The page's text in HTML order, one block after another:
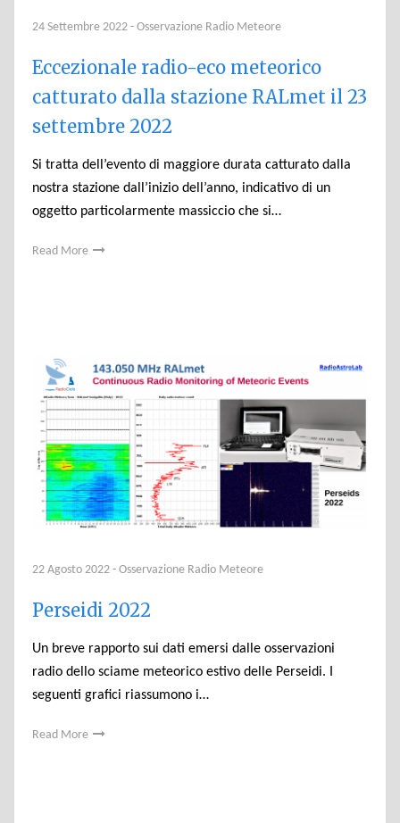
24 Settembre 2022 - Osservazione Radio Meteore
Eccezionale radio-eco meteorico
catturato dalla stazione RALmet il 23
settembre 2022
Si tratta dell’evento di maggiore durata catturato dalla
nostra stazione dall’inizio dell’anno, indicativo di un
oggetto particolarmente massiccio che si…
Read More
22 Agosto 2022 - Osservazione Radio Meteore
Perseidi 2022
Un breve rapporto sui dati emersi dalle osservazioni
radio dello sciame meteorico estivo delle Perseidi. I
seguenti grafici riassumono i…
Read More